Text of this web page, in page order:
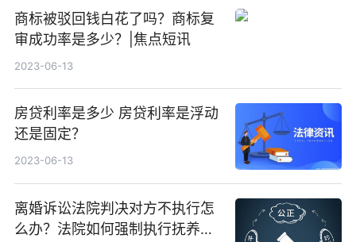
商标被驳回钱白花了吗？商标复
审成功率是多少？|焦点短讯
2023-06-13
房贷利率是多少 房贷利率是浮动
还是固定？
2023-06-13
离婚诉讼法院判决对方不执行怎
么办？法院如何强制执行抚养